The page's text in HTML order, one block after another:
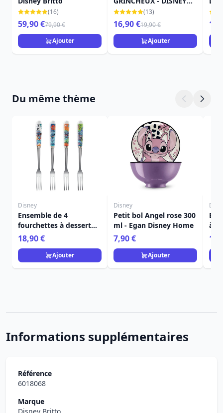
(16)
59,90 €79,90 €
Ajouter
BRITTO (13)
16,90 €19,90 €
Ajouter
Du même thème
Disney
Ensemble de 4
fourchettes à dessert
Stitch - Egan Disney
Home
18,90 €
Ajouter
Disney
Petit bol Angel rose 300
ml - Egan Disney Home
7,90 €
Ajouter
à
Informations supplémentaires
Référence
6018068
Marque